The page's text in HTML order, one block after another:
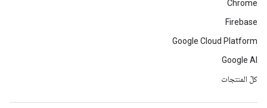
Chrome
Firebase
Google Cloud Platform
Google AI
كلّ المنتجات